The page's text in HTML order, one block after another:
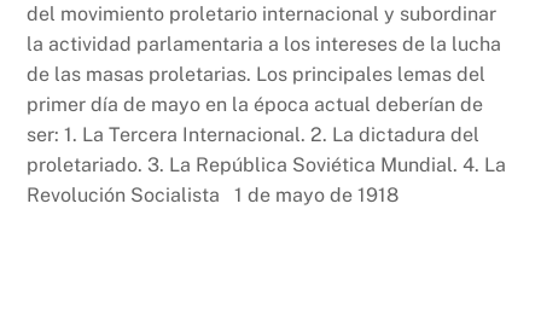
del movimiento proletario internacional y subordinar
la actividad parlamentaria a los intereses de la lucha
de las masas proletarias. Los principales lemas del
primer día de mayo en la época actual deberían de
ser: 1. La Tercera Internacional. 2. La dictadura del
proletariado. 3. La República Soviética Mundial. 4. La
Revolución Socialista 1 de mayo de 1918